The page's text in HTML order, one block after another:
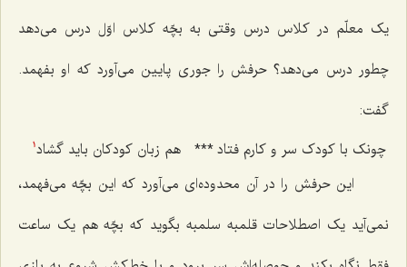
یک معلّم در کلاس درس وقتى به بچّه کلاس اوّل درس مى‌دهد
چطور درس مى‌دهد؟ حرفش را جورى پایین مى‌آورد که او بفهمد.
گفت:
چونک با کودک سر و کارم فتاد*** هم زبان کودکان باید گشاد1
این حرفش را در آن محدوده‌اى می‌آورد که این بچّه مى‌فهمد،
نمی‌آید یک اصطلاحات قلمبه سلمبه بگوید که بچّه هم یک ساعت